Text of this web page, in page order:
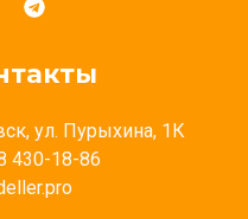
ул. Пурыхина, 1К
430-18-86